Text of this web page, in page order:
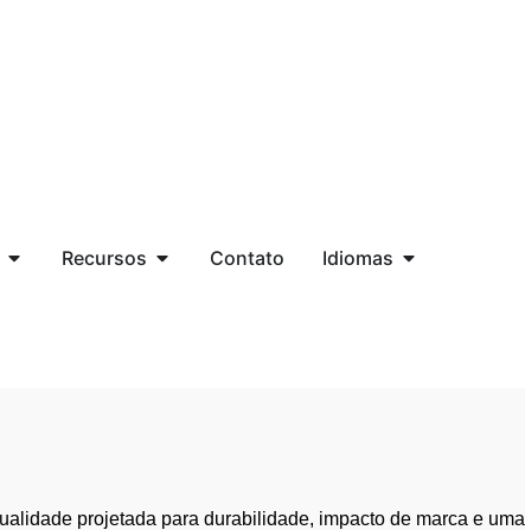
Recursos Contato Idiomas
projetada para durabilidade, impacto de marca e uma